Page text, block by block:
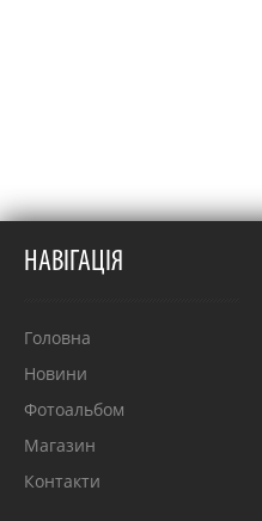
НАВІГАЦІЯ
Головна
Новини
Фотоальбом
Магазин
Контакти